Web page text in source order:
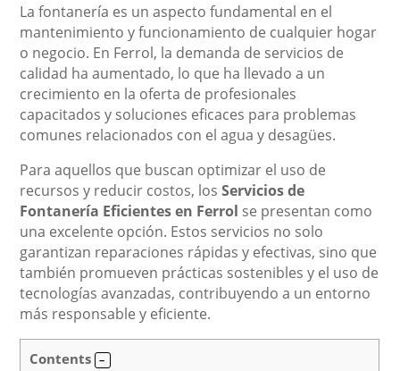
La fontanería es un aspecto fundamental en el
mantenimiento y funcionamiento de cualquier hogar
o negocio. En Ferrol, la demanda de servicios de
calidad ha aumentado, lo que ha llevado a un
crecimiento en la oferta de profesionales
capacitados y soluciones eficaces para problemas
comunes relacionados con el agua y desagües.
Para aquellos que buscan optimizar el uso de
recursos y reducir costos, losServicios de
Fontanería Eficientes en Ferrol se presentan como
una excelente opción. Estos servicios no solo
garantizan reparaciones rápidas y efectivas, sino que
también promueven prácticas sostenibles y el uso de
tecnologías avanzadas, contribuyendo a un entorno
más responsable y eficiente.
Contents